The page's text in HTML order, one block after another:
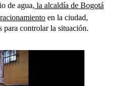
de agua, la alcaldía de Bogotá
en la ciudad,
para controlar la situación.